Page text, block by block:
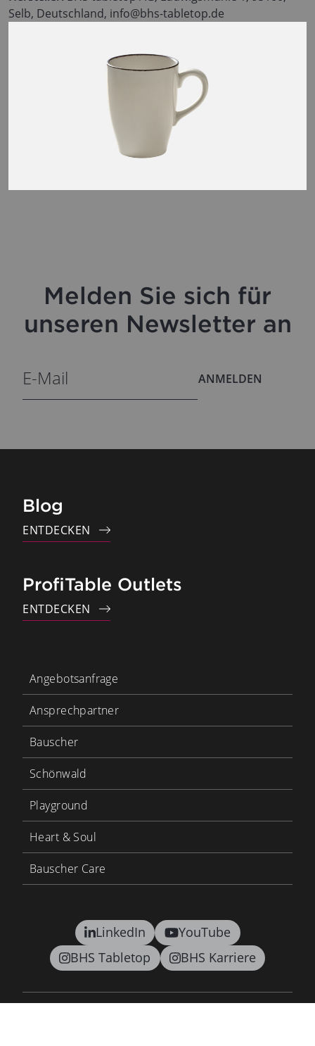
Selb, Deutschland, info@bhs-tabletop.de
Melden Sie sich für
unseren Newsletter an
ANMELDEN
Blog
ENTDECKEN
ProfiTable Outlets
ENTDECKEN
LinkedIn
YouTube
BHS Tabletop
BHS Karriere
Angebotsanfrage
Ansprechpartner
Bauscher
Schönwald
Playground
Heart & Soul
Bauscher Care